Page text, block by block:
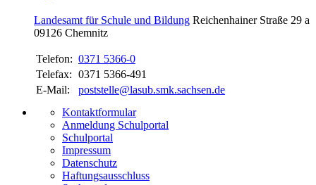
Landesamt für Schule und Bildung Reichenhainer Straße 29 a
09126 Chemnitz
Telefon: 0371 5366-0
Telefax: 0371 5366-491
E-Mail:
poststelle@lasub.smk.sachsen.de
Kontaktformular
Anmeldung Schulportal
Schulportal
Impressum
Datenschutz
Haftungsausschluss